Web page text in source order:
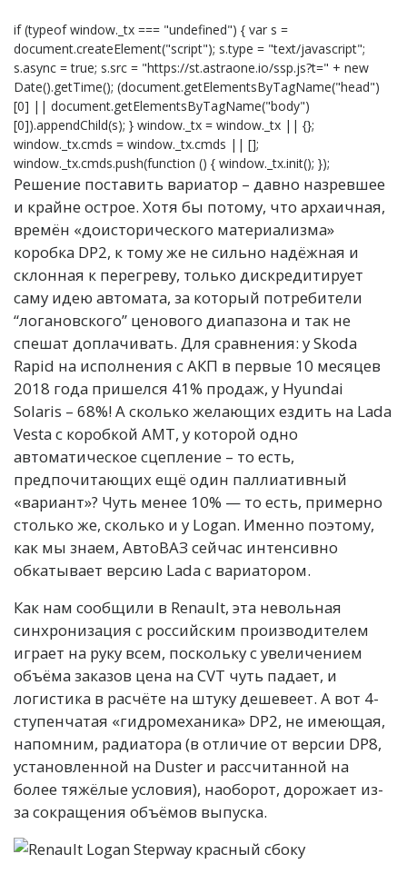
if (typeof window._tx === "undefined") { var s =
document.createElement("script"); s.type = "text/javascript";
s.async = true; s.src = "https://st.astraone.io/ssp.js?t=" + new
Date().getTime(); (document.getElementsByTagName("head")
[0] || document.getElementsByTagName("body")
[0]).appendChild(s); } window._tx = window._tx || {};
window._tx.cmds = window._tx.cmds || [];
window._tx.cmds.push(function () { window._tx.init(); });
Решение поставить вариатор – давно назревшее
и крайне острое. Хотя бы потому, что архаичная,
времён «доисторического материализма»
коробка DP2, к тому же не сильно надёжная и
склонная к перегреву, только дискредитирует
саму идею автомата, за который потребители
“логановского” ценового диапазона и так не
спешат доплачивать. Для сравнения: у Skoda
Rapid на исполнения с АКП в первые 10 месяцев
2018 года пришелся 41% продаж, у Hyundai
Solaris – 68%! А сколько желающих ездить на Lada
Vesta с коробкой АМТ, у которой одно
автоматическое сцепление – то есть,
предпочитающих ещё один паллиативный
«вариант»? Чуть менее 10% — то есть, примерно
столько же, сколько и у Logan. Именно поэтому,
как мы знаем, АвтоВАЗ сейчас интенсивно
обкатывает версию Lada с вариатором.
Как нам сообщили в Renault, эта невольная
синхронизация с российским производителем
играет на руку всем, поскольку с увеличением
объёма заказов цена на CVT чуть падает, и
логистика в расчёте на штуку дешевеет. А вот 4-
ступенчатая «гидромеханика» DP2, не имеющая,
напомним, радиатора (в отличие от версии DP8,
установленной на Duster и рассчитанной на
более тяжёлые условия), наоборот, дорожает из-
за сокращения объёмов выпуска.